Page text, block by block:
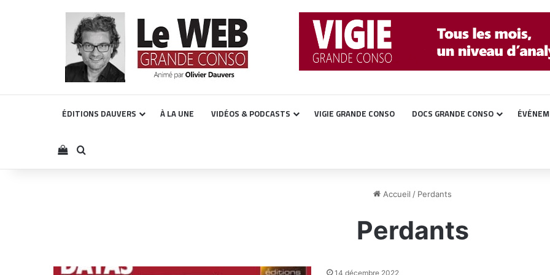
ÉDITIONS DAUVERS À LA UNE VIDÉOS & PODCASTS VIGIE GRANDE CONSO DOCS GRANDE CONSO
Voir votre panier
Rechercher
Accueil / Perdants
Perdants
14 décembre 2022